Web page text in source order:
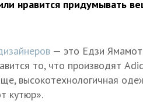
нравится придумывать
— это Едзи
то, что производят
высокотехнологичная
кутюр».